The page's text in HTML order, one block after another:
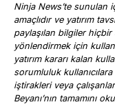
Ninja News’te sunulan
amaçlıdır ve yatırım
paylaşılan bilgiler hiçbir
yönlendirmek için
yatırım kararı kalan
sorumluluk
iştirakleri veya
Beyanı’nın tamamını